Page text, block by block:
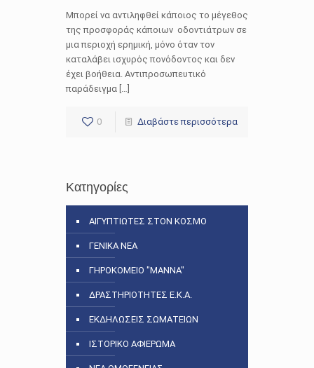
Μπορεί να αντιληφθεί κάποιος το μέγεθος
της προσφοράς κάποιων οδοντιάτρων σε
μια περιοχή ερημική, μόνο όταν τον
καταλάβει ισχυρός πονόδοντος και δεν
έχει βοήθεια. Αντιπροσωπευτικό
παράδειγμα […]
0 Διαβάστε περισσότερα
Κατηγορίες
ΑΙΓΥΠΤΙΩΤΕΣ ΣΤΟΝ ΚΟΣΜΟ
ΓΕΝΙΚΑ ΝΕΑ
ΓΗΡΟΚΟΜΕΙΟ "ΜΑΝΝΑ"
ΔΡΑΣΤΗΡΙΟΤΗΤΕΣ Ε.Κ.Α.
ΕΚΔΗΛΩΣΕΙΣ ΣΩΜΑΤΕΙΩΝ
ΙΣΤΟΡΙΚΟ ΑΦΙΕΡΩΜΑ